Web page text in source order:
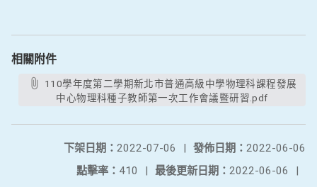
相關附件
中心物理科種子教師第一次工作會議暨研習.pdf
發佈日期： 2022-06-06
下架日期： 2022-07-06
|
最後更新日期： 2022-06-06 |
點擊率： 410 |